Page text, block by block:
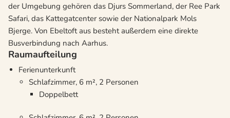
der Umgebung gehören das Djurs Sommerland, der Ree Park
Safari, das Kattegatcenter sowie der Nationalpark Mols
Bjerge. Von Ebeltoft aus besteht außerdem eine direkte
Busverbindung nach Aarhus.
Raumaufteilung
Ferienunterkunft
Schlafzimmer, 6 m², 2 Personen
Doppelbett